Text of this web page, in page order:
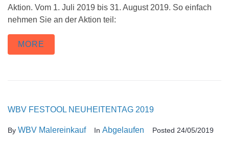
Aktion. Vom 1. Juli 2019 bis 31. August 2019. So einfach
nehmen Sie an der Aktion teil:
MORE
WBV FESTOOL NEUHEITENTAG 2019
By WBV Malereinkauf In Abgelaufen Posted 24/05/2019